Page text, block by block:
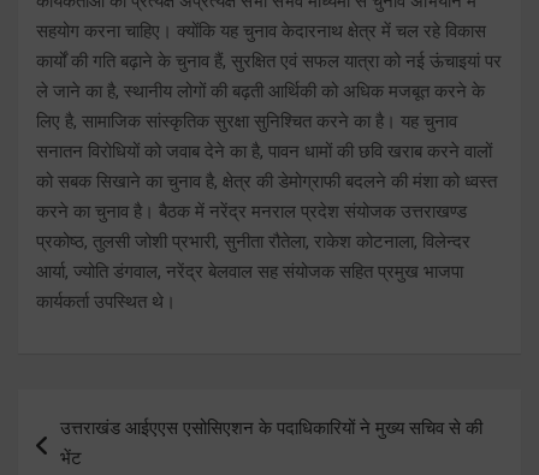
सहयोग करना चाहिए। क्योंकि यह चुनाव केदारनाथ क्षेत्र में चल रहे विकास
कार्यों की गति बढ़ाने के चुनाव हैं, सुरक्षित एवं सफल यात्रा को नई ऊंचाइयां पर
ले जाने का है, स्थानीय लोगों की बढ़ती आर्थिकी को अधिक मजबूत करने के
लिए है, सामाजिक सांस्कृतिक सुरक्षा सुनिश्चित करने का है। यह चुनाव
सनातन विरोधियों को जवाब देने का है, पावन धामों की छवि खराब करने वालों
को सबक सिखाने का चुनाव है, क्षेत्र की डेमोग्राफी बदलने की मंशा को ध्वस्त
करने का चुनाव है। बैठक में नरेंद्र मनराल प्रदेश संयोजक उत्तराखण्ड
प्रकोष्ठ, तुलसी जोशी प्रभारी, सुनीता रौतेला, राकेश कोटनाला, विलेन्दर
आर्या, ज्योति डंगवाल, नरेंद्र बेलवाल सह संयोजक सहित प्रमुख भाजपा
कार्यकर्ता उपस्थित थे।
navigation
उत्तराखंड आईएएस एसोसिएशन के पदाधिकारियों ने मुख्य सचिव से की
भेंट